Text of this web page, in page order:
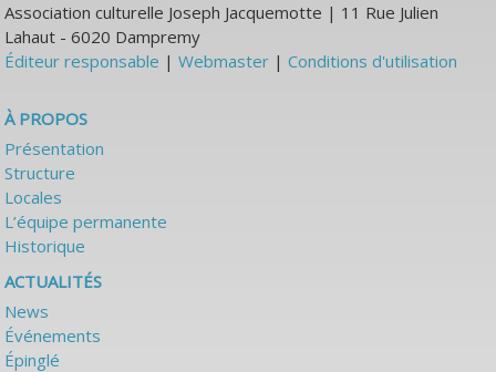
Association culturelle Joseph Jacquemotte | 11 Rue Julien
Lahaut - 6020 Dampremy
Éditeur responsable |Webmaster |Conditions d'utilisation
À PROPOS
Présentation
Structure
Locales
L’équipe permanente
Historique
ACTUALITÉS
News
Événements
Épinglé